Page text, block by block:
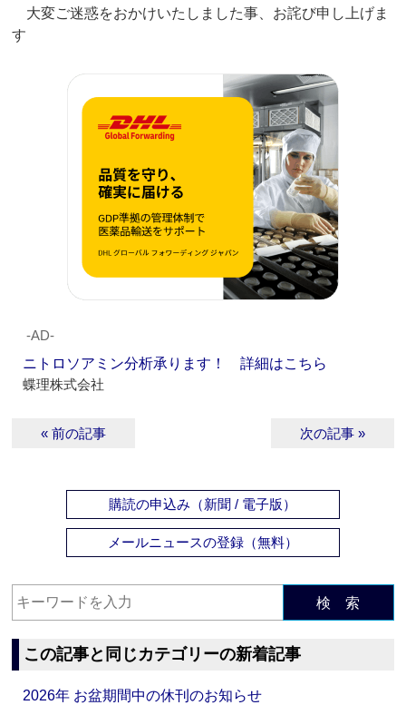
大変ご迷惑をおかけいたしました事、お詫び申し上げま
す
‐AD‐
ニトロソアミン分析承ります！ 詳細はこちら
蝶理株式会社
« 前の記事 次の記事 »
購読の申込み（新聞 / 電子版）
メールニュースの登録（無料）
検 索
この記事と同じカテゴリーの新着記事
2026年 お盆期間中の休刊のお知らせ